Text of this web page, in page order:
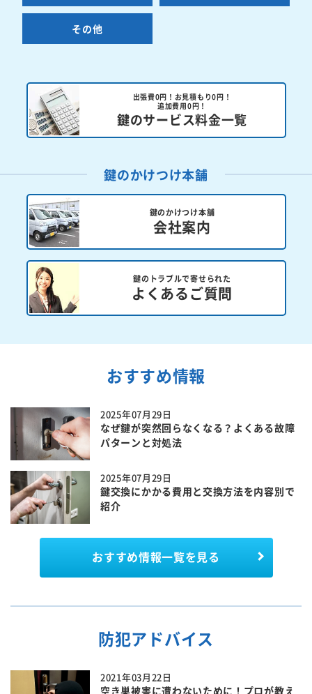
その他
出張費0円！お見積もり0円！
追加費用0円！
鍵のサービス料金一覧
鍵のかけつけ本舗
鍵のかけつけ本舗
会社案内
鍵のトラブルで寄せられた
よくあるご質問
おすすめ情報
2025年07月29日
なぜ鍵が突然回らなくなる？よくある故障
パターンと対処法
2025年07月29日
鍵交換にかかる費用と交換方法を内容別で
紹介
おすすめ情報一覧を見る
防犯アドバイス
2021年03月22日
空き巣被害に遭わないために！プロが教え